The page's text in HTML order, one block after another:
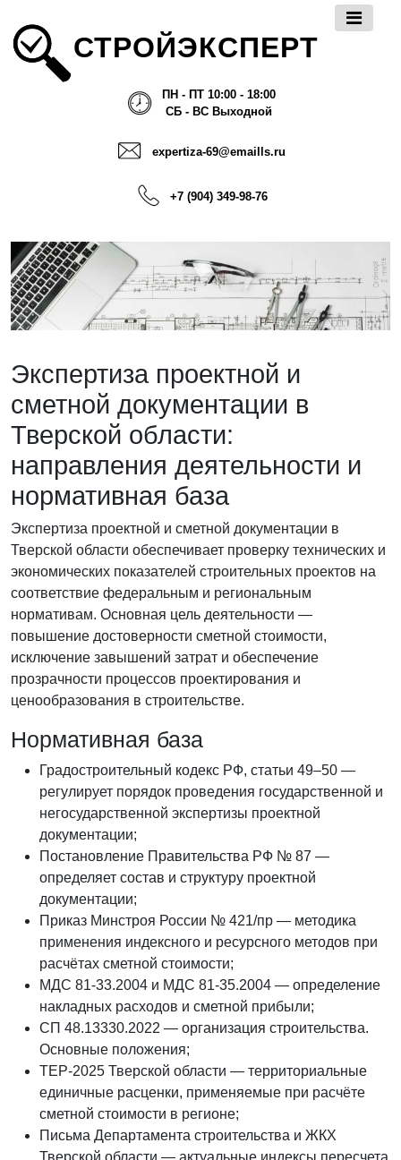
СТРОЙЭКСПЕРТ
ПН - ПТ 10:00 - 18:00
СБ - ВС Выходной
expertiza-69@emaills.ru
+7 (904) 349-98-76
Экспертиза проектной и
сметной документации в
Тверской области:
направления деятельности и
нормативная база
Экспертиза проектной и сметной документации в
Тверской области обеспечивает проверку технических и
экономических показателей строительных проектов на
соответствие федеральным и региональным
нормативам. Основная цель деятельности —
повышение достоверности сметной стоимости,
исключение завышений затрат и обеспечение
прозрачности процессов проектирования и
ценообразования в строительстве.
Нормативная база
Градостроительный кодекс РФ, статьи 49–50 —
регулирует порядок проведения государственной и
негосударственной экспертизы проектной
документации;
Постановление Правительства РФ № 87 —
определяет состав и структуру проектной
документации;
Приказ Минстроя России № 421/пр — методика
применения индексного и ресурсного методов при
расчётах сметной стоимости;
МДС 81-33.2004 и МДС 81-35.2004 — определение
накладных расходов и сметной прибыли;
СП 48.13330.2022 — организация строительства.
Основные положения;
ТЕР-2025 Тверской области — территориальные
единичные расценки, применяемые при расчёте
сметной стоимости в регионе;
Письма Департамента строительства и ЖКХ
Тверской области — актуальные индексы пересчета